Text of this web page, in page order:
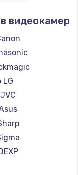
видеокамер